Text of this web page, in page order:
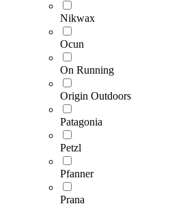
Nikwax
Ocun
On Running
Origin Outdoors
Patagonia
Petzl
Pfanner
Prana